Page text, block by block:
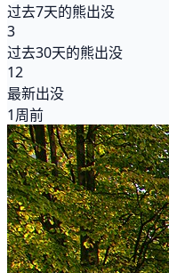
过去7天的熊出没
3
过去30天的熊出没
12
最新出没
1周前